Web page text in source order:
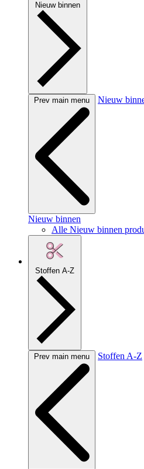
Nieuw binnen
Prev main menu Nieuw
Nieuw binnen
Alle Nieuw binnen
Stoffen A-Z
Prev main menu Stoffen A-Z